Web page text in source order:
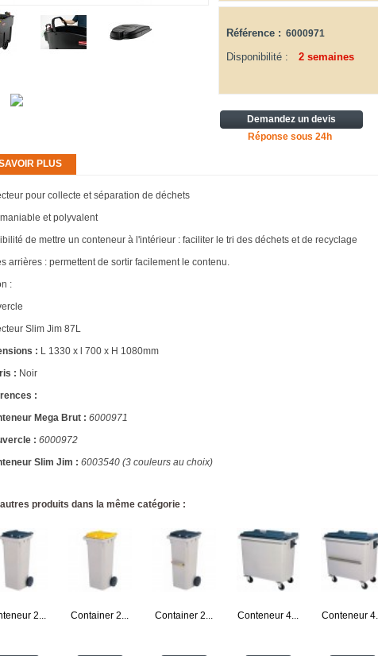
Référence : 6000971
Disponibilité : 2 semaines
Demandez un devis
Réponse sous 24h
PLUS
pour collecte et séparation de déchets
et polyvalent
de mettre un conteneur à l'intérieur : faciliter le tri des déchets et de recyclage
arrières : permettent de sortir facilement le contenu.
:
Slim Jim 87L
: L 1330 x l 700 x H 1080mm
: Noir
:
Mega Brut : 6000971
: 6000972
Slim Jim : 6003540 (3 couleurs au choix)
produits dans la même catégorie :
2... Container 2... Container 2... Conteneur 4... Conteneur 4...